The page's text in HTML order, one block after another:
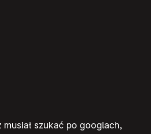
szukać po googlach,